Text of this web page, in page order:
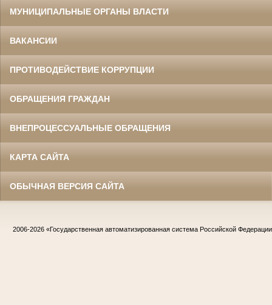
МУНИЦИПАЛЬНЫЕ ОРГАНЫ ВЛАСТИ
ВАКАНСИИ
ПРОТИВОДЕЙСТВИЕ КОРРУПЦИИ
ОБРАЩЕНИЯ ГРАЖДАН
ВНЕПРОЦЕССУАЛЬНЫЕ ОБРАЩЕНИЯ
КАРТА САЙТА
ОБЫЧНАЯ ВЕРСИЯ САЙТА
2006-2026 «Государственная автоматизированная система Российской